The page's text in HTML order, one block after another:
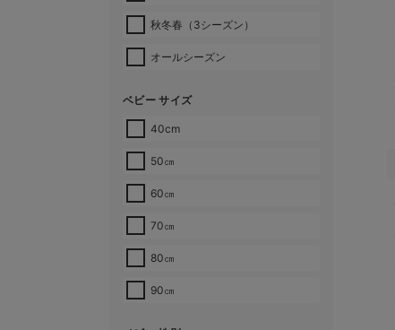
秋冬春（3シーズン）
オールシーズン
ベビー サイズ
40cm
50㎝
60㎝
70㎝
80㎝
90㎝